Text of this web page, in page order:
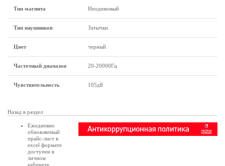
Тип магнита Неодимовый
Тип наушников Затычки
Цвет черный
Частотный диапазон 20-20000Гц
Чувствительность 105дБ
Назад в раздел
Ежедневно
обновляемый
прайс-лист в
excel формате
доступен в
личном
кабинете